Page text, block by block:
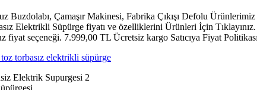
Buzdolabı, Çamaşır Makinesi, Fabrika Çıkışı Defolu
Elektrikli Süpürge fiyatı ve özelliklerini Ürünleri İçin
fiyat seçeneği. 7.999,00 TL Ücretsiz kargo Satıcıya Fiyat
torbasız elektrikli süpürge